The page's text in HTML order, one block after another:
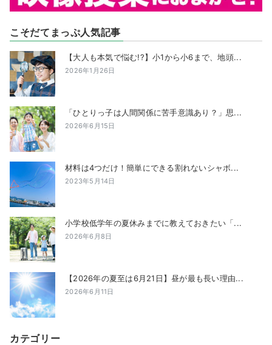
こそだてまっぷ人気記事
【大人も本気で悩む!?】小1から小6まで、地頭...
2026年1月26日
「ひとりっ子は人間関係に苦手意識あり？」思...
2026年6月15日
材料は4つだけ！簡単にできる割れないシャボ...
2023年5月14日
小学校低学年の夏休みまでに教えておきたい「...
2026年6月8日
【2026年の夏至は6月21日】昼が最も長い理由...
2026年6月11日
カテゴリー